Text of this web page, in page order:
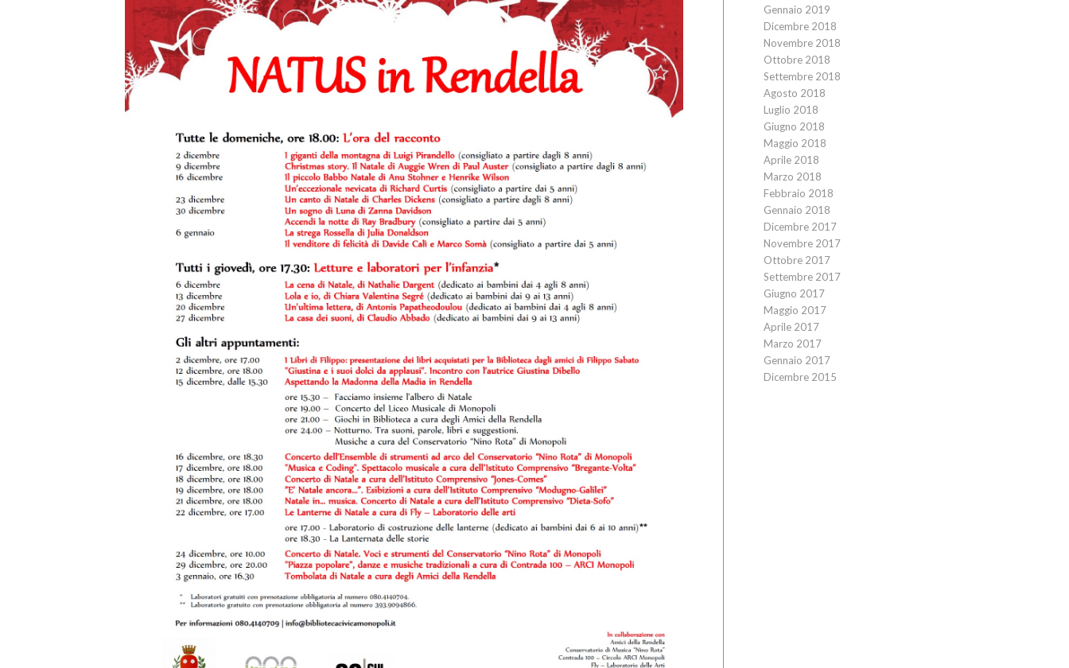
Gennaio 2019
Dicembre 2018
Novembre 2018
Ottobre 2018
Settembre 2018
Agosto 2018
Luglio 2018
Giugno 2018
Maggio 2018
Aprile 2018
Marzo 2018
Febbraio 2018
Gennaio 2018
Dicembre 2017
Novembre 2017
Ottobre 2017
Settembre 2017
Giugno 2017
Maggio 2017
Aprile 2017
Marzo 2017
Gennaio 2017
Dicembre 2015